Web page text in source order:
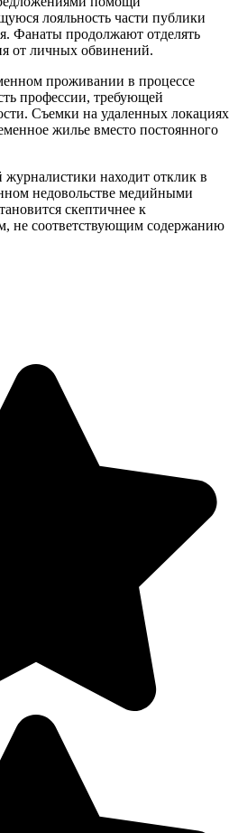
лояльность части публики
Фанаты продолжают отделять
от личных обвинений.
проживании в процессе
профессии, требующей
Съемки на удаленных локациях
жилье вместо постоянного
находит отклик в
недовольстве медийными
скептичнее к
не соответствующим содержанию